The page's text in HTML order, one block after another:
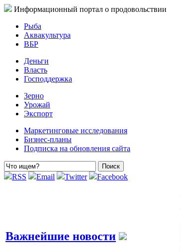
Информационный портал о продовольствии
Рыба
Аквакультура
ВБР
Деньги
Власть
Господдержка
Зерно
Урожай
Экспорт
Маркетинговые исследования
Бизнес-планы
Подписка на обновления сайта
RSS Email Twitter Facebook
Важнейшие новости